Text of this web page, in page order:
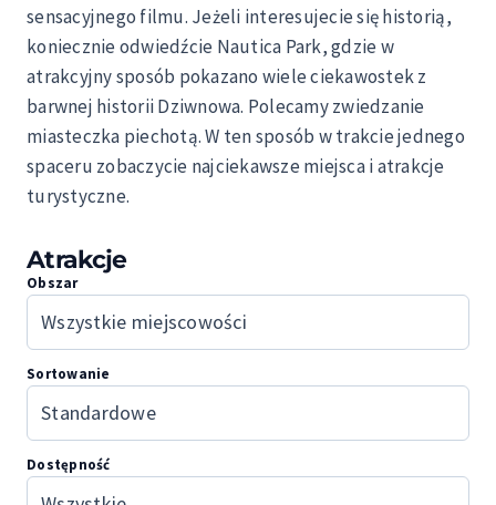
sensacyjnego filmu. Jeżeli interesujecie się historią,
koniecznie odwiedźcie Nautica Park, gdzie w
atrakcyjny sposób pokazano wiele ciekawostek z
barwnej historii Dziwnowa. Polecamy zwiedzanie
miasteczka piechotą. W ten sposób w trakcie jednego
spaceru zobaczycie najciekawsze miejsca i atrakcje
turystyczne.
Atrakcje
Obszar
Sortowanie
Dostępność